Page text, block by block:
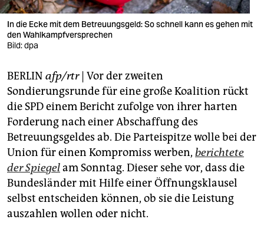
verlag
veranstaltungen
fragen & hilfe
unterstützen
abo
genossenschaft
epaper login
In die Ecke mit dem Betreuungsgeld: So schnell kann es gehen mit
den Wahlkampfversprechen
Bild: dpa
BERLIN afp/rtr| Vor der zweiten
Sondierungsrunde für eine große Koalition rückt
die SPD einem Bericht zufolge von ihrer harten
Forderung nach einer Abschaffung des
Betreuungsgeldes ab. Die Parteispitze wolle bei der
Union für einen Kompromiss werben, berichtete
der Spiegelam Sonntag. Dieser sehe vor, dass die
Bundesländer mit Hilfe einer Öffnungsklausel
selbst entscheiden können, ob sie die Leistung
auszahlen wollen oder nicht.